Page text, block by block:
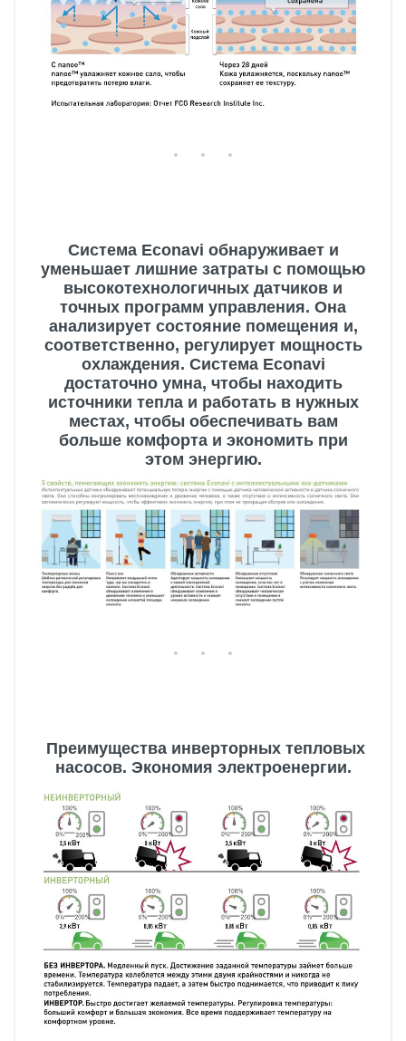
Система Econavi обнаруживает и
уменьшает лишние затраты с помощью
высокотехнологичных датчиков и
точных программ управления. Она
анализирует состояние помещения и,
соответственно, регулирует мощность
охлаждения. Система Econavi
достаточно умна, чтобы находить
источники тепла и работать в нужных
местах, чтобы обеспечивать вам
больше комфорта и экономить при
этом энергию.
Преимущества инверторных тепловых
насосов. Экономия электроенергии.